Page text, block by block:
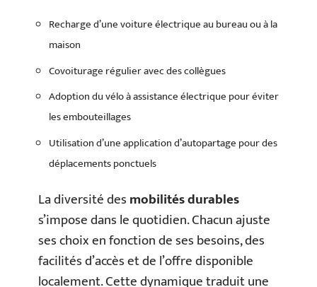
Recharge d’une voiture électrique au bureau ou à la
maison
Covoiturage régulier avec des collègues
Adoption du vélo à assistance électrique pour éviter
les embouteillages
Utilisation d’une application d’autopartage pour des
déplacements ponctuels
La diversité desmobilités durables
s’impose dans le quotidien. Chacun ajuste
ses choix en fonction de ses besoins, des
facilités d’accès et de l’offre disponible
localement. Cette dynamique traduit une